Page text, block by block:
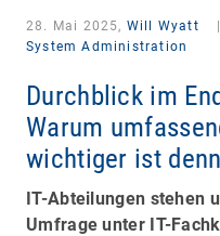
28. Mai 2025, Will Wyatt
System Administration
Durchblick im
Warum
wichtiger ist
IT-Abteilungen stehen
Umfrage unter IT-